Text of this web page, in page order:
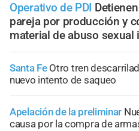
Operativo de PDI
pareja por producción y
material de abuso sexual
Santa Fe Otro tren
nuevo intento de saqueo
Apelación de la preliminar
causa por la compra de